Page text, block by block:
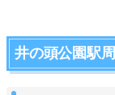
井の頭公園駅